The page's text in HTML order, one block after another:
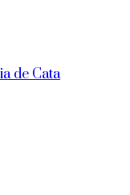
de Cata